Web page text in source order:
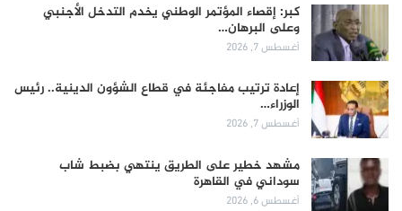
كبر: إقصاء المؤتمر الوطني يخدم التدخل الأجنبي
وعلى البرهان…
أغسطس 7, 2026
إعادة ترتيب مفاجئة في قطاع الشؤون الدينية.. رئيس
الوزراء…
أغسطس 7, 2026
مشهد خطير على الطريق ينتهي بضبط شاب
سوداني في القاهرة
أغسطس 6, 2026